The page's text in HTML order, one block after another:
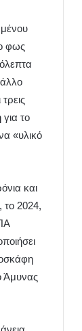
φως
το
«υλικό
και
το 2024,
Άμυνας